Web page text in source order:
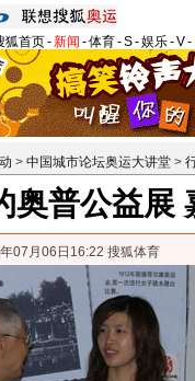
狐首页-新闻 -体育-S-娱乐-V-
> 中国城市论坛奥运大讲堂 >
奥普公益展
07月06日16:22 搜狐体育